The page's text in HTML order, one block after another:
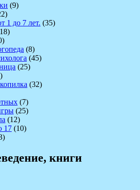
(9)
1 до 7 лет. (35)
(8)
(45)
(25)
(32)
(7)
(25)
(12)
17 (10)
книги